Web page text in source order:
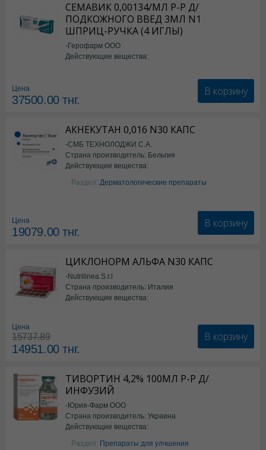
СЕМАВИК 0,00134/МЛ Р-Р Д/
ПОДКОЖНОГО ВВЕД 3МЛ N1
ШПРИЦ-РУЧКА (4 ИГЛЫ)
-Герофарм ООО
Действующие вещества:
Цена
37500.00тнг.
В корзину
АКНЕКУТАН 0,016 N30 КАПС
-СМБ ТЕХНОЛОДЖИ С.А.
Страна производитель: Бельгия
Действующие вещества:
Изотретиноин
Раздел: Дерматологические препараты
Цена
19079.00тнг.
В корзину
ЦИКЛОНОРМ АЛЬФА N30 КАПС
-Nutrilinea S.r.l
Страна производитель: Италия
Действующие вещества:
Цена
15737.89
14951.00тнг.
В корзину
ТИВОРТИН 4,2% 100МЛ Р-Р Д/
ИНФУЗИЙ
-Юрия-Фарм ООО
Страна производитель: Украина
Действующие вещества:
Аргинин
Раздел: Препараты для улчшения